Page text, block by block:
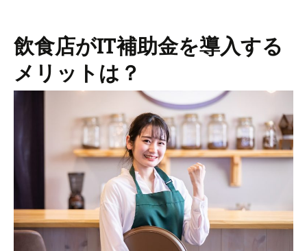
飲食店がIT補助金を導入する
メリットは？